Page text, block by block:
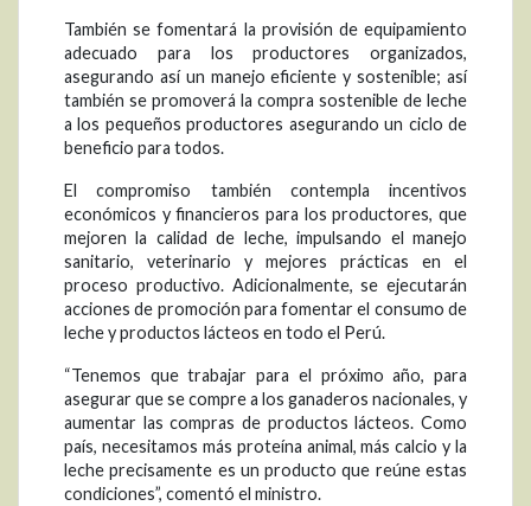
También se fomentará la provisión de equipamiento
adecuado para los productores organizados,
asegurando así un manejo eficiente y sostenible; así
también se promoverá la compra sostenible de leche
a los pequeños productores asegurando un ciclo de
beneficio para todos.
El compromiso también contempla incentivos
económicos y financieros para los productores, que
mejoren la calidad de leche, impulsando el manejo
sanitario, veterinario y mejores prácticas en el
proceso productivo. Adicionalmente, se ejecutarán
acciones de promoción para fomentar el consumo de
leche y productos lácteos en todo el Perú.
“Tenemos que trabajar para el próximo año, para
asegurar que se compre a los ganaderos nacionales, y
aumentar las compras de productos lácteos. Como
país, necesitamos más proteína animal, más calcio y la
leche precisamente es un producto que reúne estas
condiciones”, comentó el ministro.